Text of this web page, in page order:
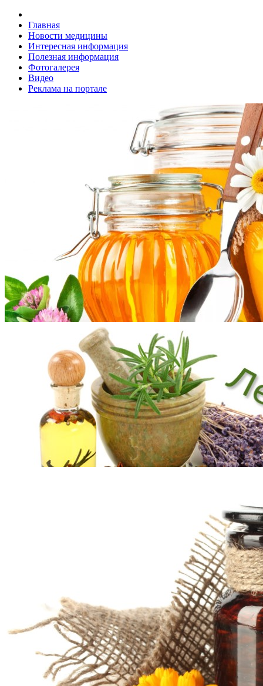
Главная
Новости медицины
Интересная информация
Полезная информация
Фотогалерея
Видео
Реклама на портале